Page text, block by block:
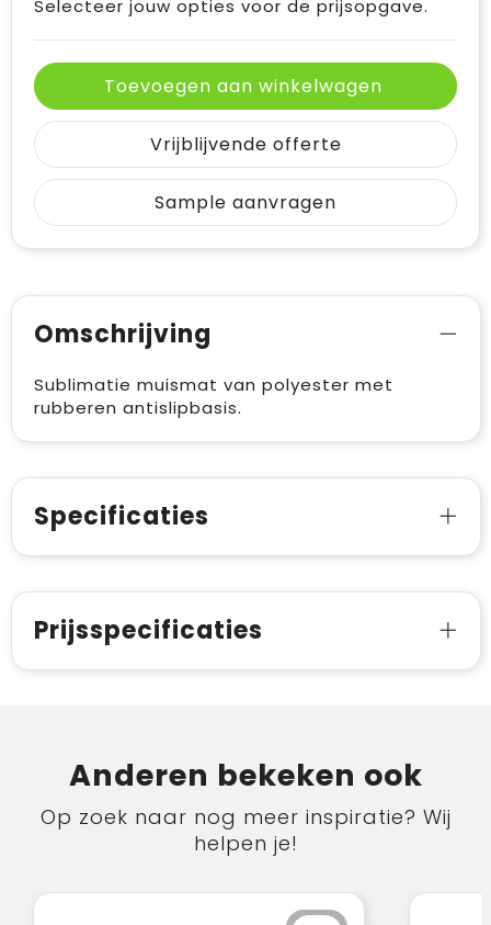
Selecteer jouw opties voor de prijsopgave.
Toevoegen aan winkelwagen
Vrijblijvende offerte
Sample aanvragen
Omschrijving
Sublimatie muismat van polyester met
rubberen antislipbasis.
Specificaties
Prijsspecificaties
Anderen bekeken ook
Op zoek naar nog meer inspiratie? Wij
helpen je!